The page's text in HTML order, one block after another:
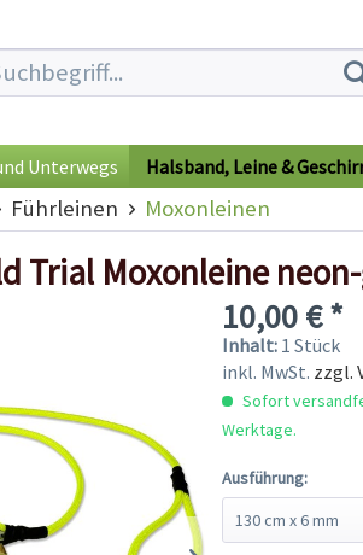
Unterwegs Halsband, Leine &
Führleinen Moxonleinen
Trial Moxonleine
10,00 € *
Inhalt: 1 Stück
inkl. MwSt. zzgl.
Sofort
Werktage.
Ausführung: